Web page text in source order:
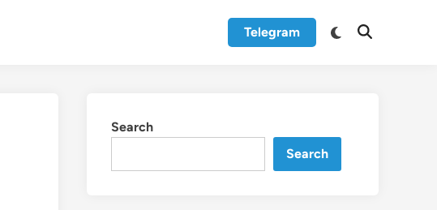
Telegram
Switch
Open
Search
Search